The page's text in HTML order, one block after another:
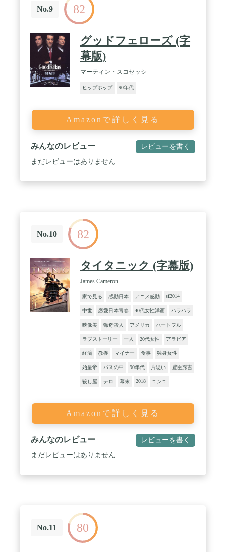
No.9 82
グッドフェローズ (字
幕版)
マーティン・スコセッシ
ヒップホップ 90年代
Amazonで詳しく見る
みんなのレビュー レビューを書く
まだレビューはありません
No.10 82
タイタニック (字幕版)
James Cameron
家で見る 感動日本 アニメ感動 sf2014
中世 恋愛日本青春 40代女性洋画 ハラハラ
映像美 猟奇殺人 アメリカ ハートフル
ラブストーリー 一人 20代女性 アラビア
経済 教養 マイナー 食事 独身女性
始皇帝 バスの中 90年代 片思い 豊臣秀吉
殺し屋 テロ 幕末 2018 ユンユ
Amazonで詳しく見る
みんなのレビュー レビューを書く
まだレビューはありません
No.11 80